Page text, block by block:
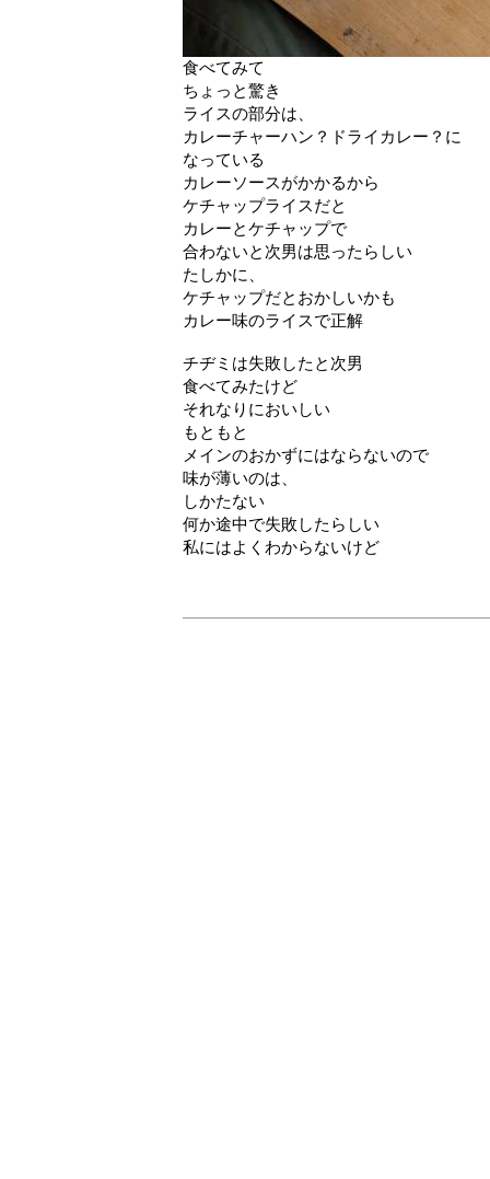
食べてみて
ちょっと驚き
ライスの部分は、
カレーチャーハン？ドライカレー？に
なっている
カレーソースがかかるから
ケチャップライスだと
カレーとケチャップで
合わないと次男は思ったらしい
たしかに、
ケチャップだとおかしいかも
カレー味のライスで正解
チヂミは失敗したと次男
食べてみたけど
それなりにおいしい
もともと
メインのおかずにはならないので
味が薄いのは、
しかたない
何か途中で失敗したらしい
私にはよくわからないけど